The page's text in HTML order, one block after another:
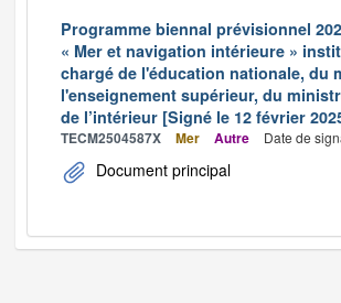
Programme biennal prévisionnel
« Mer et navigation intérieure »
chargé de l'éducation nationale, du
l'enseignement supérieur, du
de l’intérieur [Signé le 12 février
TECM2504587X Mer Autre Date de
Document principal